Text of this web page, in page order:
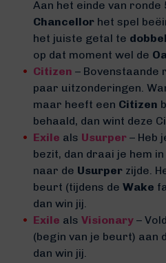
Aan het einde van ronde
Chancellor het spel
het juiste getal te
op dat moment wel de
Citizen – Bovenstaande
paar uitzonderingen.
maar heeft een Citizen
behaald, dan wint deze
Exile als Usurper – Heb
bezit, dan draai je hem
naar de Usurper zijde.
beurt (tijdens de Wake
dan win jij.
Exile als Visionary –
(begin van je beurt) aan
dan win jij.